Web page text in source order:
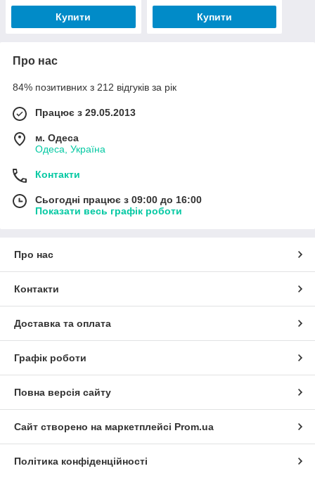
Купити Купити
Про нас
84% позитивних з 212 відгуків за рік
Працює з 29.05.2013
м. Одеса
Одеса, Україна
Контакти
Сьогодні працює з 09:00 до 16:00
Показати весь графік роботи
Про нас
Контакти
Доставка та оплата
Графік роботи
Повна версія сайту
Сайт створено на маркетплейсі Prom.ua
Політика конфіденційності